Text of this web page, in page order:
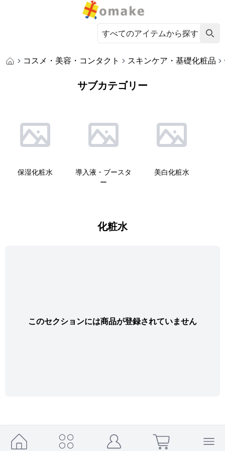
コスメ・美容・コンタクト スキンケア・基礎化粧品
サブカテゴリー
保湿化粧水
導入液・ブースタ
ー
美白化粧水
化粧水
このセクションには商品が登録されていません